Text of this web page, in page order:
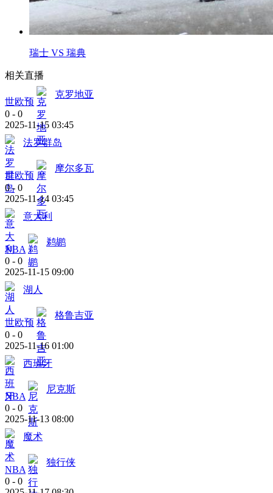
瑞士 VS 瑞典
相关直播
世欧预
克罗地亚
0 - 0
2025-11-15 03:45
法罗群岛
世欧预
摩尔多瓦
0 - 0
2025-11-14 03:45
意大利
NBA
鹈鹕
0 - 0
2025-11-15 09:00
湖人
世欧预
格鲁吉亚
0 - 0
2025-11-16 01:00
西班牙
NBA
尼克斯
0 - 0
2025-11-13 08:00
魔术
NBA
独行侠
0 - 0